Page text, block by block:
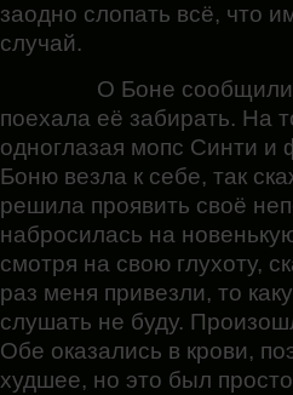
заодно слопать всё, что
случай.
О Боне
поехала её забирать. На
одноглазая мопс Синти и
Боню везла к себе, так
решила проявить своё
набросилась на
смотря на свою глухоту,
раз меня привезли, то
слушать не буду.
Обе оказались в крови,
худшее, но это был